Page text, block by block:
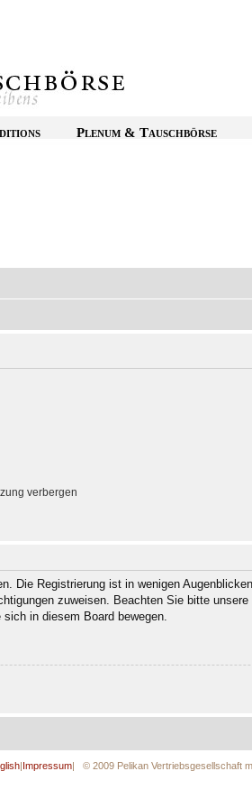
Plenum & Tauschbörse
verbergen
Die Registrierung ist in wenigen
zuweisen. Beachten Sie bitte
in diesem Board bewegen.
Impressum | © 2009 Pelikan Vertriebsgesellschaft